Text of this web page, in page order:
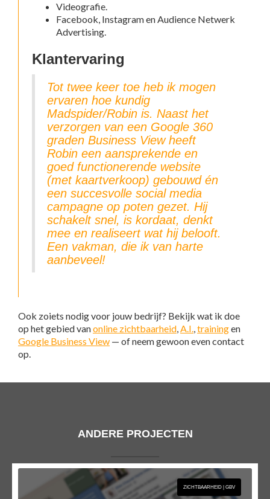
Videografie.
Facebook, Instagram en Audience Netwerk
Advertising.
Klantervaring
Tot twee keer toe heb ik mogen
ervaren hoe kundig
Madspider/Robin is. Naast het
verzorgen van een Google 360
graden Business View heeft
Robin een aansprekende en
goed functionerende website
(met kaartverkoop) gebouwd én
een succesvolle social media
campagne op poten gezet. Hij
schakelt snel, is kordaat, denkt
mee en realiseert wat hij belooft.
Een vakman, die ik van harte
aanbeveel!
Ook zoiets nodig voor jouw bedrijf? Bekijk wat ik doe
op het gebied vanonline zichtbaarheid,A.I.,trainingen
Google Business View — of neem gewoon even contact
op.
ANDERE PROJECTEN
ZICHTBAARHEID | GBV